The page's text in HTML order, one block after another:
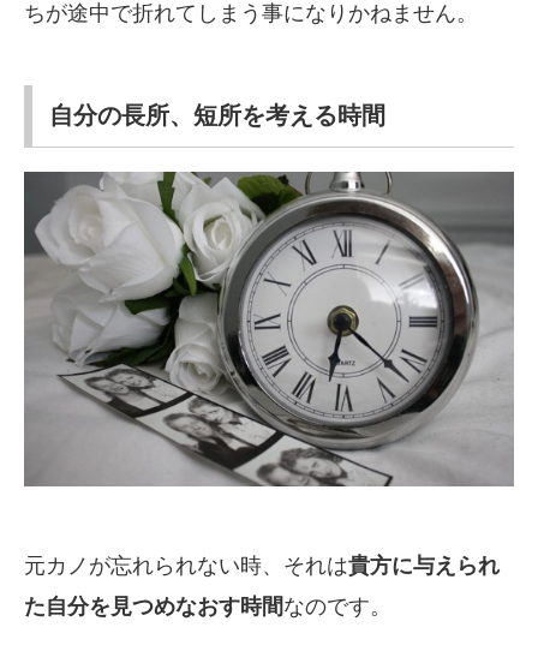
ちが途中で折れてしまう事になりかねません。
自分の長所、短所を考える時間
元カノが忘れられない時、それは貴方に与えられ
た自分を見つめなおす時間なのです。